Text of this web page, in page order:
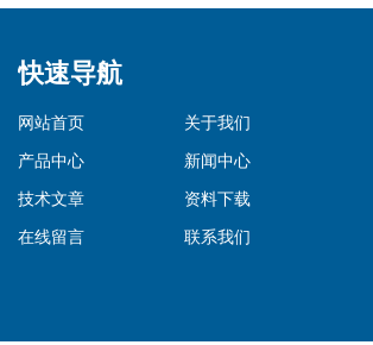
快速导航
网站首页
关于我们
产品中心
新闻中心
技术文章
资料下载
在线留言
联系我们